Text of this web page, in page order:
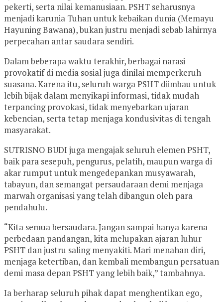
pekerti, serta nilai kemanusiaan. PSHT seharusnya
menjadi karunia Tuhan untuk kebaikan dunia (Memayu
Hayuning Bawana), bukan justru menjadi sebab lahirnya
perpecahan antar saudara sendiri.
Dalam beberapa waktu terakhir, berbagai narasi
provokatif di media sosial juga dinilai memperkeruh
suasana. Karena itu, seluruh warga PSHT diimbau untuk
lebih bijak dalam menyikapi informasi, tidak mudah
terpancing provokasi, tidak menyebarkan ujaran
kebencian, serta tetap menjaga kondusivitas di tengah
masyarakat.
SUTRISNO BUDI juga mengajak seluruh elemen PSHT,
baik para sesepuh, pengurus, pelatih, maupun warga di
akar rumput untuk mengedepankan musyawarah,
tabayun, dan semangat persaudaraan demi menjaga
marwah organisasi yang telah dibangun oleh para
pendahulu.
“Kita semua bersaudara. Jangan sampai hanya karena
perbedaan pandangan, kita melupakan ajaran luhur
PSHT dan justru saling menyakiti. Mari menahan diri,
menjaga ketertiban, dan kembali membangun persatuan
demi masa depan PSHT yang lebih baik,” tambahnya.
Ia berharap seluruh pihak dapat menghentikan ego,